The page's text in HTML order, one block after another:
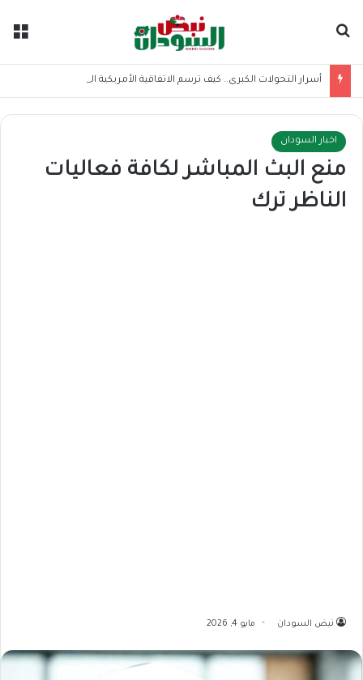
اخبار السودان
منع البث المباشر لكافة فعاليات
الناظر ترك
نبض السودان مايو 4, 2026